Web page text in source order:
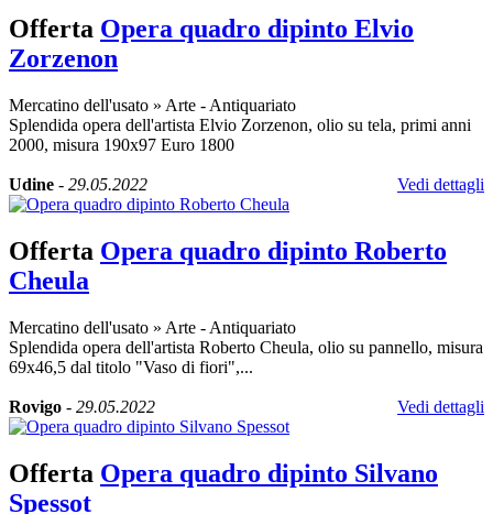
Offerta Opera quadro dipinto Elvio
Zorzenon
Mercatino dell'usato » Arte - Antiquariato
Splendida opera dell'artista Elvio Zorzenon, olio su tela, primi anni
2000, misura 190x97 Euro 1800
Udine - 29.05.2022 Vedi dettagli
Offerta Opera quadro dipinto Roberto
Cheula
Mercatino dell'usato » Arte - Antiquariato
Splendida opera dell'artista Roberto Cheula, olio su pannello, misura
69x46,5 dal titolo "Vaso di fiori",...
Rovigo - 29.05.2022 Vedi dettagli
Offerta Opera quadro dipinto Silvano
Spessot